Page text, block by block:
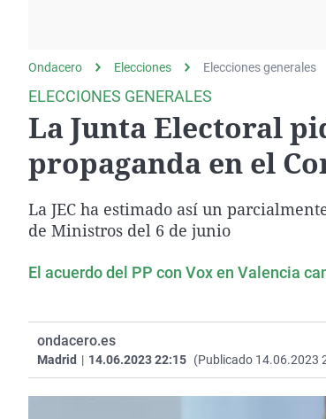
Como el perro y elEquipo de La
Ondacero Elecciones Elecciones generales
ELECCIONES GENERALES
La Junta Electoral
propaganda en el
La JEC ha estimado así un
de Ministros del 6 de junio
El acuerdo del PP con Vox en Valencia
ondacero.es
Madrid | 14.06.2023 22:15 (Publicado 14.06.2023